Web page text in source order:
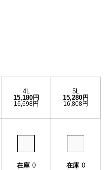
4L
15,180円
16,698円
5L
15,280円
16,808円
在庫 0 在庫 0